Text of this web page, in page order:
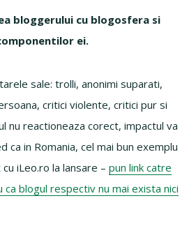
bloggerului cu blogosfera si
ei.
sale: trolli, anonimi suparati,
critici violente, critici pur si
nu reactioneaza corect, impactul va
ca in Romania, cel mai bun exemplu
iLeo.ro la lansare –pun link catre
blogul respectiv nu mai exista nici